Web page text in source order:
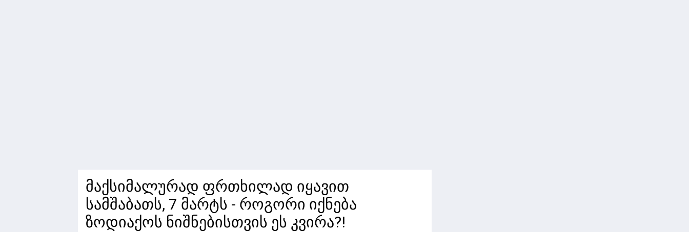
მაქსიმალურად ფრთხილად იყავით
სამშაბათს, 7 მარტს - როგორი იქნება
ზოდიაქოს ნიშნებისთვის ეს კვირა?!